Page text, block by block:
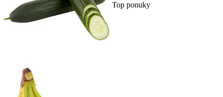
Top ponuky